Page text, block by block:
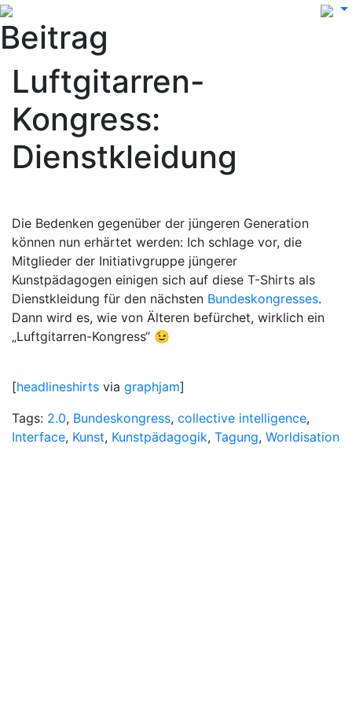
Beitrag
Luftgitarren-
Kongress:
Dienstkleidung
Die Bedenken gegenüber der jüngeren Generation
können nun erhärtet werden: Ich schlage vor, die
Mitglieder der Initiativgruppe jüngerer
Kunstpädagogen einigen sich auf diese T-Shirts als
Dienstkleidung für den nächsten Bundeskongresses.
Dann wird es, wie von Älteren befürchet, wirklich ein
„Luftgitarren-Kongress“ 😉
[headlineshirts via graphjam]
Tags: 2.0, Bundeskongress, collective intelligence,
Interface, Kunst, Kunstpädagogik, Tagung, Worldisation